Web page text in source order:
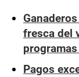
fresca del
Pagos